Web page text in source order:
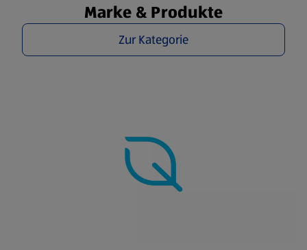
Marke & Produkte
Zur Kategorie